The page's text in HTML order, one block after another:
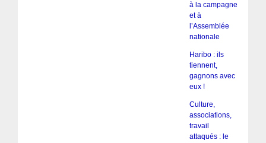
à la campagne
et à
l’Assemblée
nationale
Haribo : ils
tiennent,
gagnons avec
eux !
Culture,
associations,
travail
attaqués : le